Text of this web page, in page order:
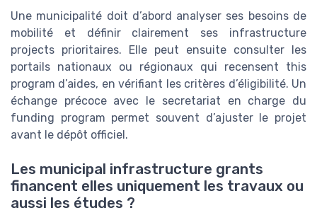
Une municipalité doit d’abord analyser ses besoins de
mobilité et définir clairement ses infrastructure
projects prioritaires. Elle peut ensuite consulter les
portails nationaux ou régionaux qui recensent this
program d’aides, en vérifiant les critères d’éligibilité. Un
échange précoce avec le secretariat en charge du
funding program permet souvent d’ajuster le projet
avant le dépôt officiel.
Les municipal infrastructure grants
financent elles uniquement les travaux ou
aussi les études ?